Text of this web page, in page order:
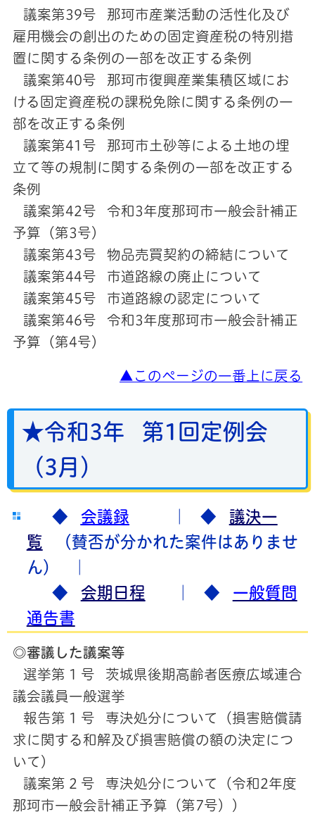
議案第39号 那珂市産業活動の活性化及び
雇用機会の創出のための固定資産税の特別措
置に関する条例の一部を改正する条例
議案第40号 那珂市復興産業集積区域にお
ける固定資産税の課税免除に関する条例の一
部を改正する条例
議案第41号 那珂市土砂等による土地の埋
立て等の規制に関する条例の一部を改正する
条例
議案第42号 令和3年度那珂市一般会計補正
予算（第3号）
議案第43号 物品売買契約の締結について
議案第44号 市道路線の廃止について
議案第45号 市道路線の認定について
議案第46号 令和3年度那珂市一般会計補正
予算（第4号）
▲このページの一番上に戻る
★令和3年 第1回定例会
（3月）
◆ 会議録 ｜ ◆ 議決一
覧 （賛否が分かれた案件はありませ
ん）
◆ 会期日程 ｜ ◆ 一般質問
通告書
◎審議した議案等
選挙第 1 号 茨城県後期高齢者医療広域連合
議会議員一般選挙
報告第 1 号 専決処分について（損害賠償請
求に関する和解及び損害賠償の額の決定につ
いて）
議案第 2 号 専決処分について（令和2年度
那珂市一般会計補正予算（第7号））